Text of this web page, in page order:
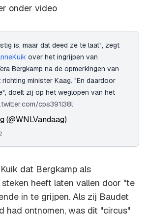
onder video
is, maar dat deed ze te laat", zegt
over het ingrijpen van
Bergkamp na de opmerkingen van
minister Kaag. "En daardoor
doelt zij op het weglopen van het
cps391l38l
(@WNLVandaag)
dat Bergkamp als
heeft laten vallen door "te
in te grijpen. Als zij Baudet
had ontnomen, was dit "circus"